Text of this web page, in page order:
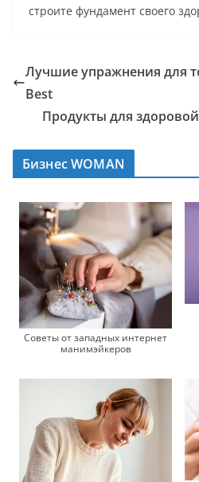
строите фундамент своего
Лучшие упражнения для
Best
Продукты для
Бизнес WOMAN
Советы от западных интернет
манимэйкеров